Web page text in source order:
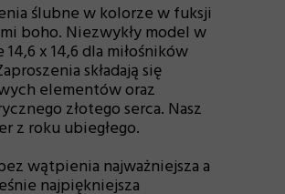
ślubne w kolorze w fuksji
boho. Niezwykły model w
x 14,6 dla miłośników
składają się
elementów oraz
złotego serca. Nasz
z roku ubiegłego.
wątpienia najważniejsza a
najpiękniejsza